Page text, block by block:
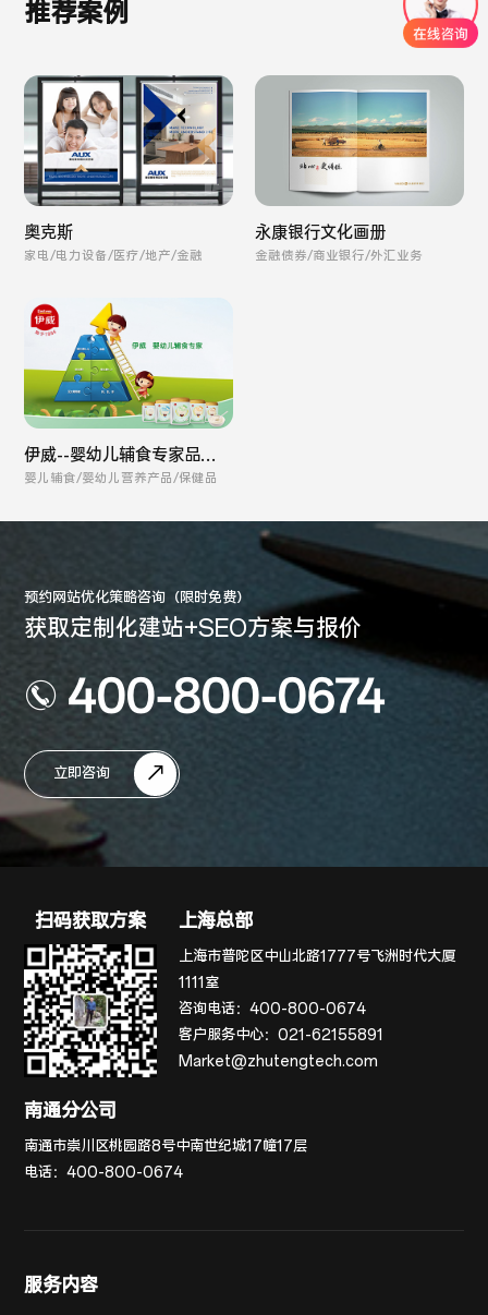
推荐案例
奥克斯
家电/电力设备/医疗/地产/金融
永康银行文化画册
金融债券/商业银行/外汇业务
伊威--婴幼儿辅食专家品牌
全案
婴儿辅食/婴幼儿营养产品/保健品
预约网站优化策略咨询（限时免费）
获取定制化建站+SEO方案与报价
400-800-0674
立即咨询
扫码获取方案 上海总部
上海市普陀区中山北路1777号飞洲时代大厦
1111室
咨询电话：400-800-0674
客户服务中心：021-62155891
Market@zhutengtech.com
南通分公司
南通市崇川区桃园路8号中南世纪城17幢17层
电话：400-800-0674
服务内容